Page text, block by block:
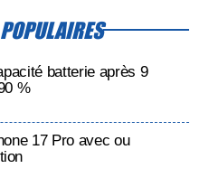
batterie après 9
%
17 Pro avec ou